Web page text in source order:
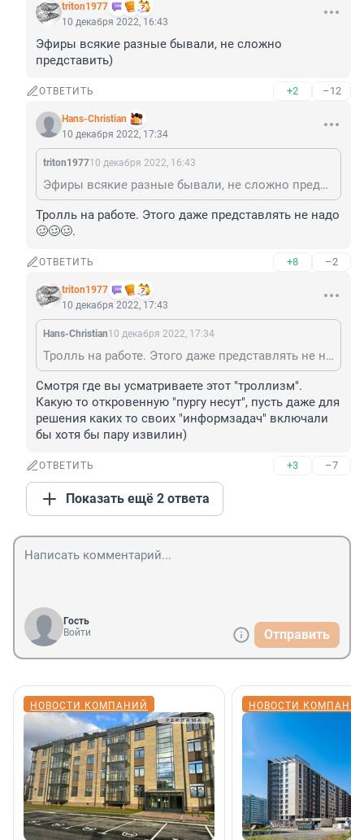
triton1977
10 декабря 2022, 16:43
Эфиры всякие разные бывали, не сложно
представить)
ОТВЕТИТЬ +2 –12
Hans-Christian
10 декабря 2022, 17:34
triton197710 декабря 2022, 16:43
Эфиры всякие разные бывали, не сложно представить)
Тролль на работе. Этого даже представлять не надо
🥴🥴🥴.
ОТВЕТИТЬ +8 –2
triton1977
10 декабря 2022, 17:43
Hans-Christian10 декабря 2022, 17:34
Тролль на работе. Этого даже представлять не надо 🥴🥴🥴.
Смотря где вы усматриваете этот "троллизм".
Какую то откровенную "пургу несут", пусть даже для
решения каких то своих "информзадач" включали
бы хотя бы пару извилин)
ОТВЕТИТЬ +3 –7
Показать ещё 2 ответа
Гость
Войти
Отправить
НОВОСТИ КОМПАНИЙ НОВОСТИ